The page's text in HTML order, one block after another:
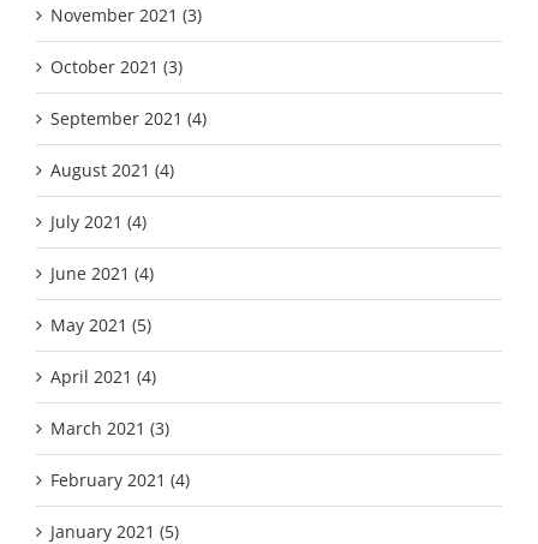
November 2021 (3)
October 2021 (3)
September 2021 (4)
August 2021 (4)
July 2021 (4)
June 2021 (4)
May 2021 (5)
April 2021 (4)
March 2021 (3)
February 2021 (4)
January 2021 (5)